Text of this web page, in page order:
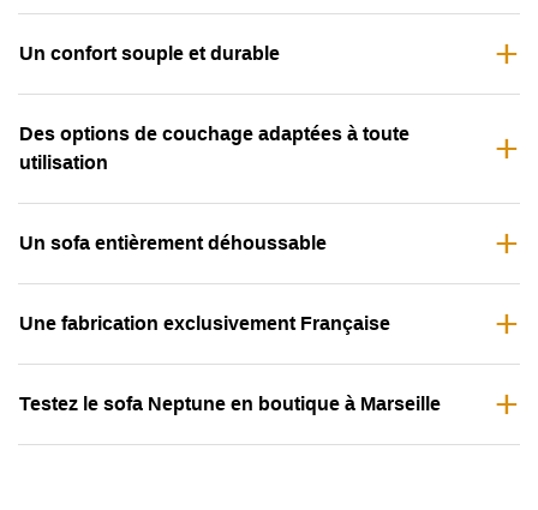
Un confort souple et durable
Des options de couchage adaptées à toute
utilisation
Un sofa entièrement déhoussable
Une fabrication exclusivement Française
Testez le sofa Neptune en boutique à Marseille